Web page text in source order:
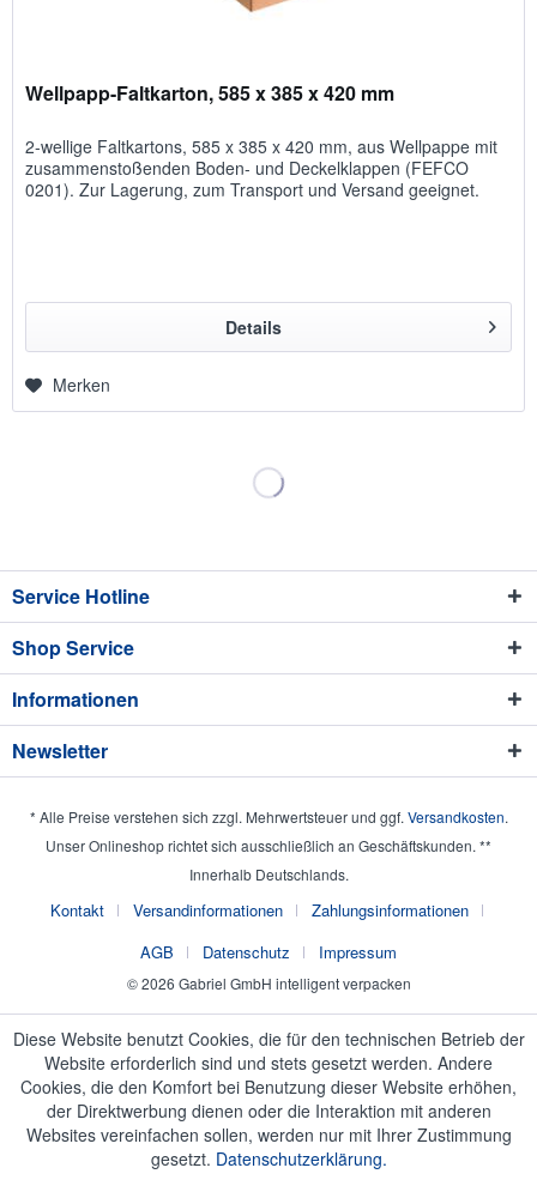
Wellpapp-Faltkarton, 585 x 385 x 420 mm
2-wellige Faltkartons, 585 x 385 x 420 mm, aus Wellpappe mit
zusammenstoßenden Boden- und Deckelklappen (FEFCO
0201). Zur Lagerung, zum Transport und Versand geeignet.
Details
Merken
Service Hotline
Shop Service
Informationen
Newsletter
* Alle Preise verstehen sich zzgl. Mehrwertsteuer und ggf. Versandkosten.
Unser Onlineshop richtet sich ausschließlich an Geschäftskunden. **
Innerhalb Deutschlands.
Kontakt Versandinformationen
Zahlungsinformationen
AGB
Datenschutz Impressum
© 2026 Gabriel GmbH intelligent verpacken
Diese Website benutzt Cookies, die für den technischen Betrieb der
Website erforderlich sind und stets gesetzt werden. Andere
Cookies, die den Komfort bei Benutzung dieser Website erhöhen,
der Direktwerbung dienen oder die Interaktion mit anderen
Websites vereinfachen sollen, werden nur mit Ihrer Zustimmung
gesetzt. Datenschutzerklärung.